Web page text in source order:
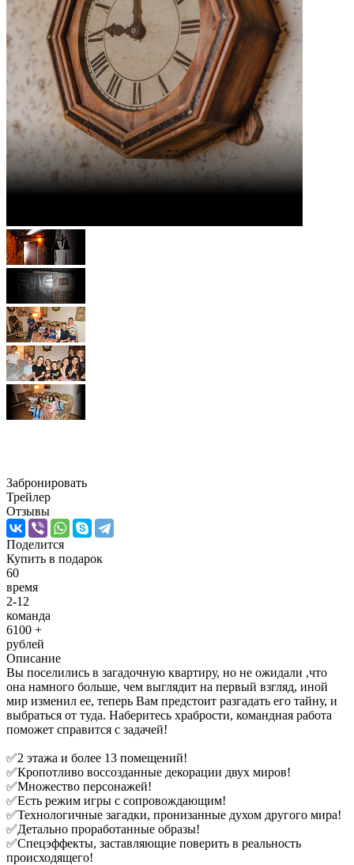
Забронировать
Трейлер
Отзывы
Поделится
Купить в подарок
60
время
2-12
команда
6100 +
рублей
Описание
Вы поселились в загадочную квартиру, но не ожидали ,что
она намного больше, чем выглядит на первый взгляд, иной
мир изменил ее, теперь Вам предстоит разгадать его тайну, и
выбраться от туда. Наберитесь храбрости, командная работа
поможет справится с задачей!
✅2 этажа и более 13 помещений!
✅Кропотливо воссозданные декорации двух миров!
✅Множество персонажей!
✅Есть режим игры с сопровождающим!
✅Технологичные загадки, пронизанные духом другого мира!
✅Детально проработанные образы!
✅Спецэффекты, заставляющие поверить в реальность
происходящего!